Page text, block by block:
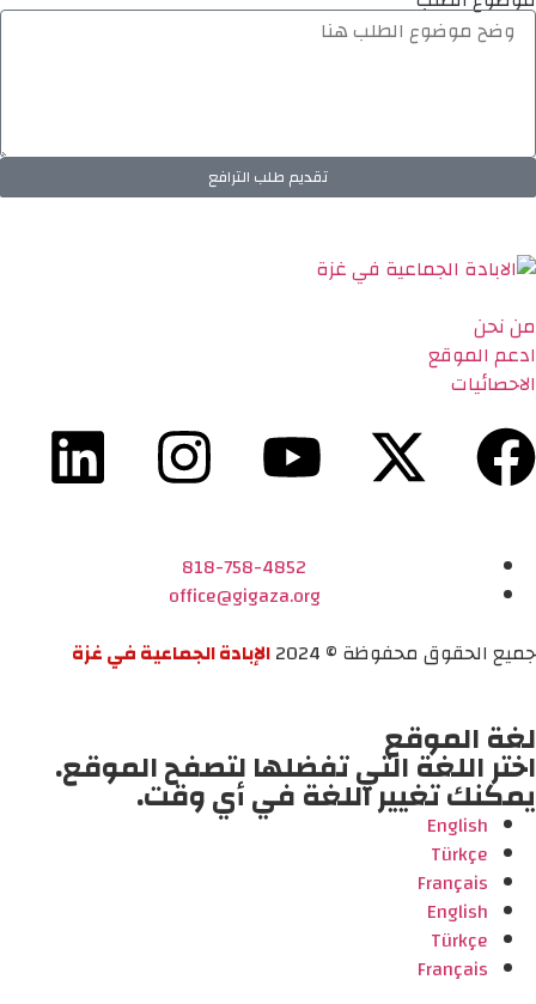
تقديم طلب الترافع
من نحن
ادعم الموقع
الاحصائيات
818-758-4852
office@gigaza.org
جميع الحقوق محفوظة © 2024
الإبادة الجماعية في غزة
لغة الموقع
اختر اللغة التي تفضلها لتصفح الموقع.
يمكنك تغيير اللغة في أي وقت.
English
Türkçe
Français
English
Türkçe
Français